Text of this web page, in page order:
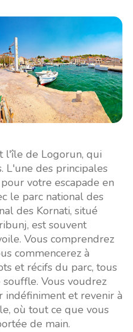
l'île de Logorun, qui
L'une des principales
votre escapade en
le parc national des
des Kornati, situé
est souvent
Vous comprendrez
commencerez à
et récifs du parc, tous
Vous voudrez
indéfiniment et revenir à
où tout ce que vous
de main.